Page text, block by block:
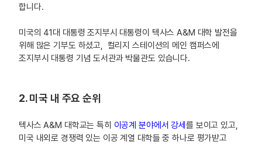
합니다.
미국의 41대 대통령 조지부시 대통령이 텍사스 A&M 대학 발전을
위해 많은 기부도 하셨고, 컬리지 스테이션의 메인 캠퍼스에
조지부시 대통령 기념 도서관과 박물관도 있습니다.
2. 미국 내 주요 순위
텍사스 A&M 대학교는 특히 이공계 분야에서 강세 를 보이고 있고,
미국 내외로 경쟁력 있는 이공 계열 대학들 중 하나로 평가받고